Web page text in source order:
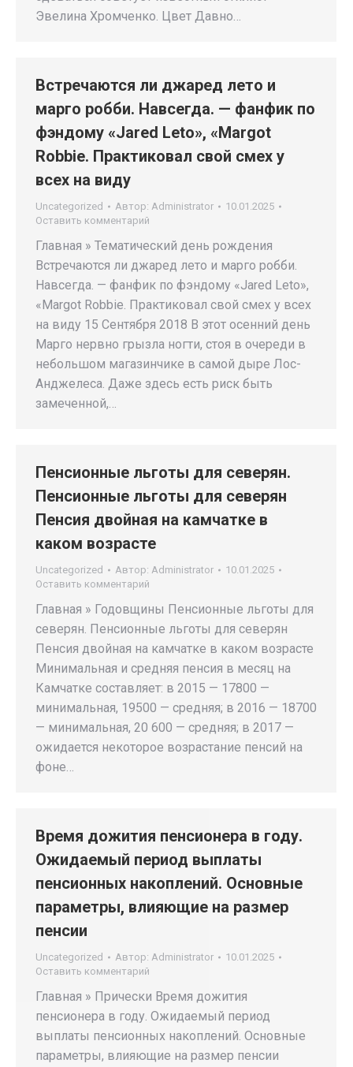
Эвелина Хромченко. Цвет Давно…
Встречаются ли джаред лето и
марго робби. Навсегда. — фанфик по
фэндому «Jared Leto», «Margot
Robbie. Практиковал свой смех у
всех на виду
Uncategorized Автор: Administrator
10.01.2025
Оставить комментарий
Главная » Тематический день рождения
Встречаются ли джаред лето и марго робби.
Навсегда. — фанфик по фэндому «Jared Leto»,
«Margot Robbie. Практиковал свой смех у всех
на виду 15 Сентября 2018 В этот осенний день
Марго нервно грызла ногти, стоя в очереди в
небольшом магазинчике в самой дыре Лос-
Анджелеса. Даже здесь есть риск быть
замеченной,…
Пенсионные льготы для северян.
Пенсионные льготы для северян
Пенсия двойная на камчатке в
каком возрасте
Uncategorized Автор: Administrator
10.01.2025
Оставить комментарий
Главная » Годовщины Пенсионные льготы для
северян. Пенсионные льготы для северян
Пенсия двойная на камчатке в каком возрасте
Минимальная и средняя пенсия в месяц на
Камчатке составляет: в 2015 — 17800 —
минимальная, 19500 — средняя; в 2016 — 18700
— минимальная, 20 600 — средняя; в 2017 —
ожидается некоторое возрастание пенсий на
фоне…
Время дожития пенсионера в году.
Ожидаемый период выплаты
пенсионных накоплений. Основные
параметры, влияющие на размер
пенсии
Uncategorized Автор: Administrator
10.01.2025
Оставить комментарий
Главная » Прически Время дожития
пенсионера в году. Ожидаемый период
выплаты пенсионных накоплений. Основные
параметры, влияющие на размер пенсии